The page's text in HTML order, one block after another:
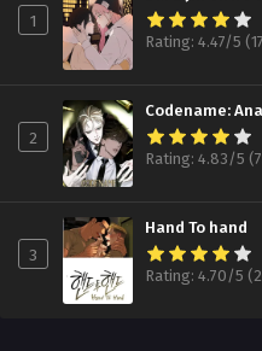
Capítulo 54.50
2024-11-05
Capítulo 55.00
ZonaTMO | Invictus
Capítulo 55.00
ZonaTMO | Pununi Scan
2025-02-24
1
Rating: 4.47/5
2
Codename:
Rating: 4.83/5
3
Hand To hand
Rating: 4.70/5